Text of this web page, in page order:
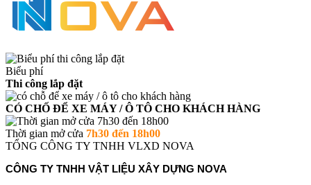
Biểu phí
Thi công lắp đặt
CÓ CHỐ ĐỂ XE MÁY / Ô TÔ CHO KHÁCH HÀNG
Thời gian mở cửa 7h30 đến 18h00
TỔNG CÔNG TY TNHH VLXD NOVA
CÔNG TY TNHH VẬT LIỆU XÂY DỰNG NOVA